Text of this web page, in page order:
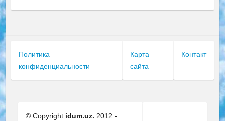
Политика
конфиденциальности
Карта
сайта
Контакт
© Copyright idum.uz. 2012 -